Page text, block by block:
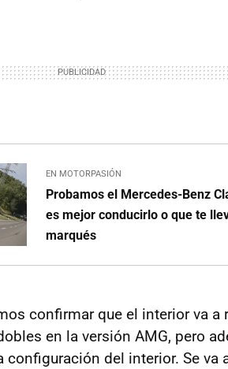
EN MOTORPASIÓN
Probamos el Mercedes-Benz
es mejor conducirlo o que te
marqués
confirmar que el interior va
en la versión AMG, pero
del interior. Se va